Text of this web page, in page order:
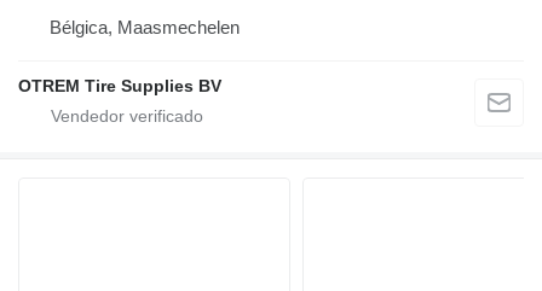
Bélgica, Maasmechelen
OTREM Tire Supplies BV